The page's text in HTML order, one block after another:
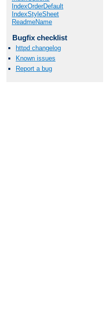
IndexOrderDefault
IndexStyleSheet
ReadmeName
Bugfix checklist
httpd changelog
Known issues
Report a bug